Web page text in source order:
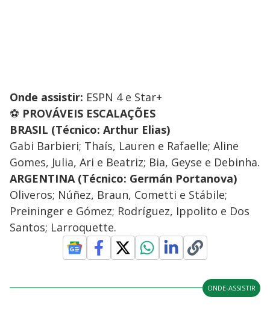
Onde assistir: ESPN 4 e Star+
⚽ PROVÁVEIS ESCALAÇÕES
BRASIL (Técnico: Arthur Elias)
Gabi Barbieri; Thaís, Lauren e Rafaelle; Aline
Gomes, Julia, Ari e Beatriz; Bia, Geyse e Debinha.
ARGENTINA (Técnico: Germán Portanova)
Oliveros; Núñez, Braun, Cometti e Stábile;
Preininger e Gómez; Rodríguez, Ippolito e Dos
Santos; Larroquette.
ONDE-ASSISTIR